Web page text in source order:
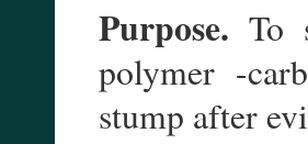
Purpose. To
polymer -
stump after